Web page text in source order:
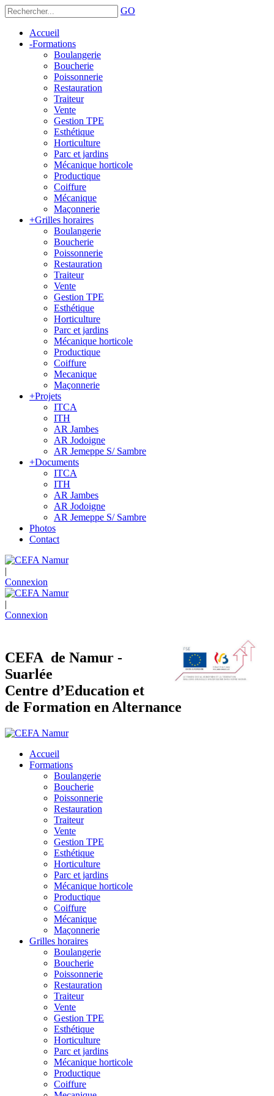
GO
Accueil
-Formations
Boulangerie
Boucherie
Poissonnerie
Restauration
Traiteur
Vente
Gestion TPE
Esthétique
Horticulture
Parc et jardins
Mécanique horticole
Productique
Coiffure
Mécanique
Maçonnerie
+Grilles horaires
Boulangerie
Boucherie
Poissonnerie
Restauration
Traiteur
Vente
Gestion TPE
Esthétique
Horticulture
Parc et jardins
Mécanique horticole
Productique
Coiffure
Mecanique
Maçonnerie
+Projets
ITCA
ITH
AR Jambes
AR Jodoigne
AR Jemeppe S/ Sambre
+Documents
ITCA
ITH
AR Jambes
AR Jodoigne
AR Jemeppe S/ Sambre
Photos
Contact
|
Connexion
|
Connexion
CEFA de Namur -
Suarlée
Centre d’Education et
de Formation en Alternance
Accueil
Formations
Boulangerie
Boucherie
Poissonnerie
Restauration
Traiteur
Vente
Gestion TPE
Esthétique
Horticulture
Parc et jardins
Mécanique horticole
Productique
Coiffure
Mécanique
Maçonnerie
Grilles horaires
Boulangerie
Boucherie
Poissonnerie
Restauration
Traiteur
Vente
Gestion TPE
Esthétique
Horticulture
Parc et jardins
Mécanique horticole
Productique
Coiffure